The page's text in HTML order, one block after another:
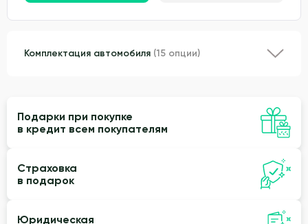
Комплектация автомобиля (15 опции)
Подарки при покупке
в кредит всем покупателям
Страховка
в подарок
Юридическая